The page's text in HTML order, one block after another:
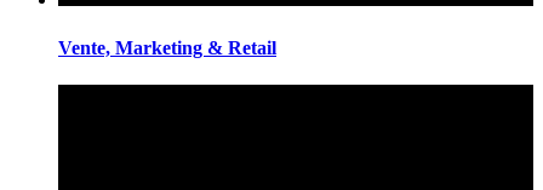
Vente, Marketing & Retail